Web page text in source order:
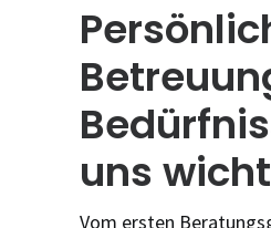
uns
Vom ersten